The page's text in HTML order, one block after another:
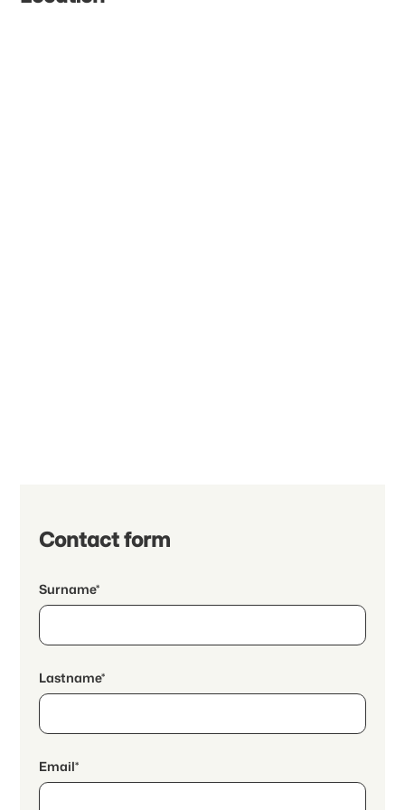
Contact form
Surname*
Lastname*
Email*